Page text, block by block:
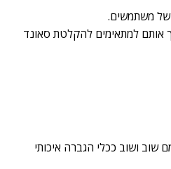
אותם למתאימים להקלטת סאונד
שוב ושוב ככלי הגברה איכותי